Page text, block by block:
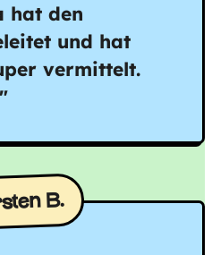
hat den
und hat
vermittelt.
B.